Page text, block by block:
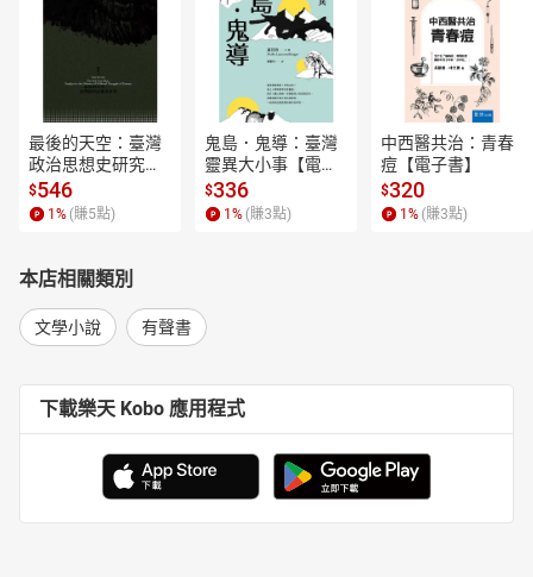
最後的天空：臺灣
政治思想史研究
【電子書】
$546
1 % (賺5點)
鬼島．鬼導：臺灣
靈異大小事【電子
書】
$336
1 % (賺3點)
中西醫共治：青春
痘【電子書】
$320
1 % (賺3點)
本店相關類別
文學小說 有聲書
下載樂天 Kobo 應用程式